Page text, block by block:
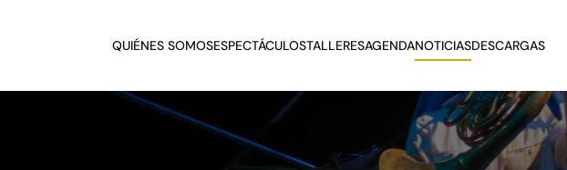
QUIÉNES SOMOSESPECTÁCULOSTALLERESAGENDANOTICIASDESCARGAS